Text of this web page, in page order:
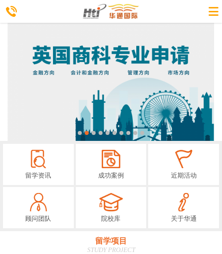
留学资讯 成功案例 近期活动
顾问团队 院校库 关于华通
留学项目
STUDY PROJECT